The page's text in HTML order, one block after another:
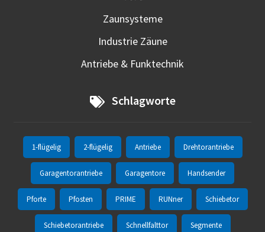
Zaunsysteme
Industrie Zäune
Antriebe & Funktechnik
Schlagworte
1-flügelig 2-flügelig Antriebe Drehtorantriebe
Garagentorantriebe Garagentore Handsender
Pforte Pfosten PRIME RUNner Schiebetor
Schiebetorantriebe Schnellfalttor Segmente